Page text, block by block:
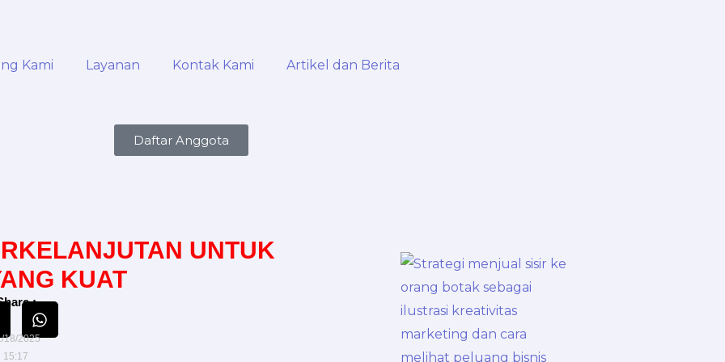
Kami Layanan Kontak Kami Artikel dan Berita
Daftar Anggota
UNTUK
KUAT
:
18/2025
15:17